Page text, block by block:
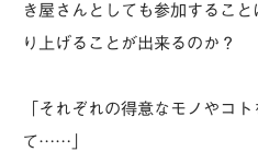
き屋さんとしても参加するこ
り上げることが出来るのか？
「それぞれの得意なモノやコ
て……」